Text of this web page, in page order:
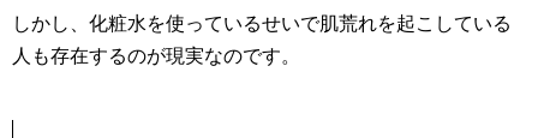
しかし、化粧水を使っているせいで肌荒れを起こしている
人も存在するのが現実なのです。